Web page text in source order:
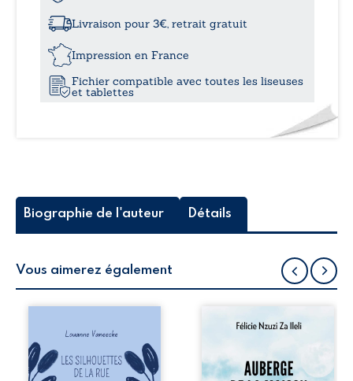
stupre,
djihadisme
Un
Livraison pour 3€, retrait gratuit
Impression en France
Fichier compatible avec toutes les liseuses
et tablettes
Biographie de l'auteur Détails
Vous aimerez également
la rue donne la
parole à six
personnages
ordinaires,
Auberge de la
récit-témoignage
consacré au